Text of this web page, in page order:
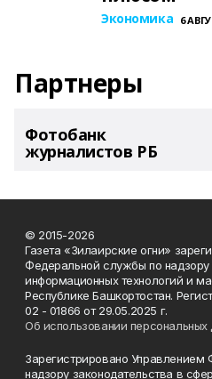
Экономика 6
Партнеры
Фотобанк
журналистов РБ
© 2015-2026
Газета «Зилаирские огни»
Федеральной службы по
информационных технологий и
Республике Башкортостан.
02 - 01866 от 29.05.2025 г.
Об использовании персональных
Зарегистрировано
надзору законодательства в